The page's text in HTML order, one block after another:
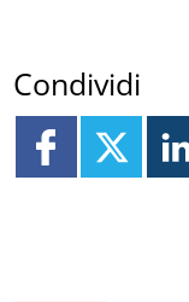
Condividi